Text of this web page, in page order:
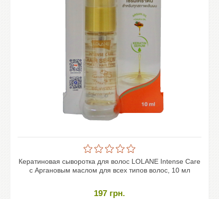
Кератиновая сыворотка для волос LOLANE Intense Care
с Аргановым маслом для всех типов волос, 10 мл
197 грн.